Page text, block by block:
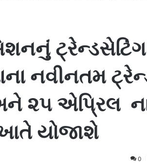
ટ્રેન્ડસેટિંગ
નવીનતમ
૨૫ એપ્રિલ
યોજાશે
0